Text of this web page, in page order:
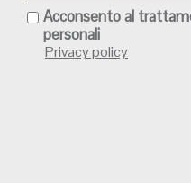
Acconsento al
personali
Privacy policy